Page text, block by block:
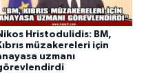
Hristodulidis: BM,
müzakereleri için
uzmanı